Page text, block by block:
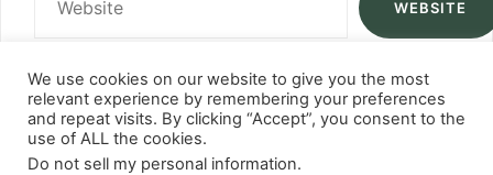
WEBSITE
We use cookies on our website to give you the most
relevant experience by remembering your preferences
and repeat visits. By clicking “Accept”, you consent to the
use of ALL the cookies.
Do not sell my personal information.